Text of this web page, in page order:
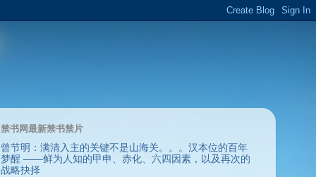
禁书网最新禁书禁片
曾节明：满清入主的关键不是山海关。。。汉本位的百年
梦醒 ——鲜为人知的甲申、赤化、六四因素，以及再次的
战略抉择